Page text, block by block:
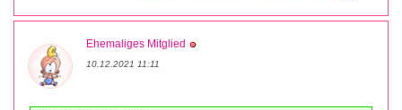
Ehemaliges Mitglied
10.12.2021 11:11